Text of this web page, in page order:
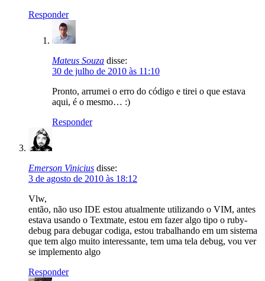
Responder
Mateus Souza disse:
30 de julho de 2010 às 11:10
Pronto, arrumei o erro do código e tirei o que estava
aqui, é o mesmo… :)
Responder
Emerson Vinicius disse:
3 de agosto de 2010 às 18:12
Vlw,
então, não uso IDE estou atualmente utilizando o VIM, antes
estava usando o Textmate, estou em fazer algo tipo o ruby-
debug para debugar codiga, estou trabalhando em um sistema
que tem algo muito interessante, tem uma tela debug, vou ver
se implemento algo
Responder